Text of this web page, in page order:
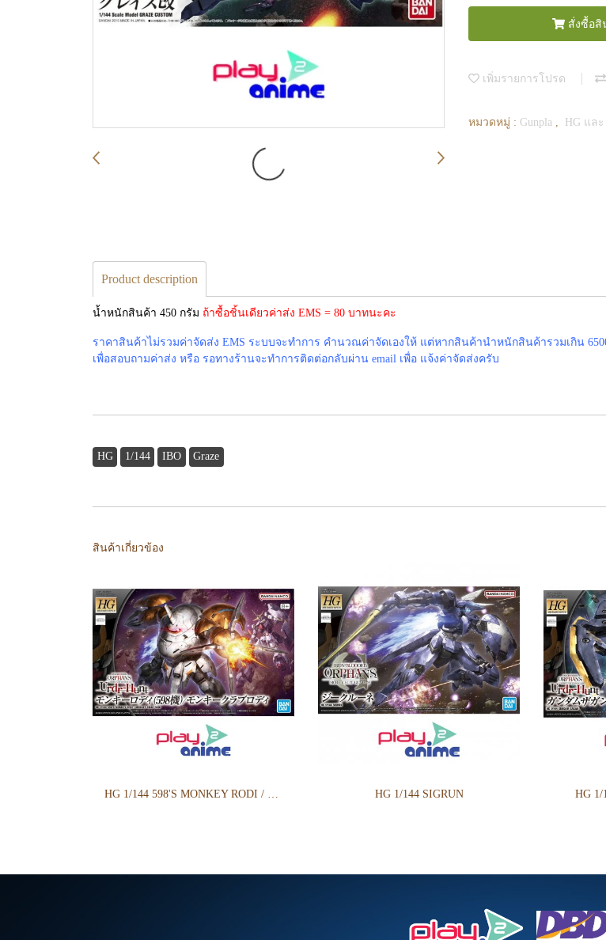
สั่งซื้อสิ
เพิ่มรายการโปรด
หมวดหมู่ : Gunpla HG และ
Product description
น้ำหนักสินค้า 450 กรัม ถ้าซื้อชิ้นเดียวค่าส่ง EMS = 80 บาทนะคะ
ราคาสินค้าไม่รวมค่าจัดส่ง EMS ระบบจะทำการ คำนวณค่าจัดเองให้ แต่หากสินค้านำหนักสินค้ารวมเกิน
เพื่อสอบถามค่าส่ง หรือ รอทางร้านจะทำการติดต่อกลับผ่าน email เพื่อ แจ้งค่าจัดส่งครับ
HG 1/144 IBO Graze
สินค้าเกี่ยวข้อง
HG 1/144 598'S MONKEY RODI / MONKEY CRAB RODI HG 1/144 SIGRUN HG 1/